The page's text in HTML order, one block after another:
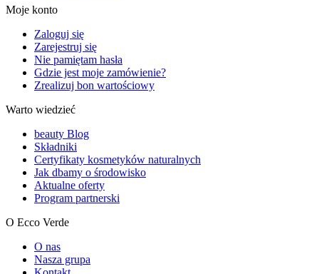
Moje konto
Zaloguj się
Zarejestruj się
Nie pamiętam hasła
Gdzie jest moje zamówienie?
Zrealizuj bon wartościowy
Warto wiedzieć
beauty Blog
Składniki
Certyfikaty kosmetyków naturalnych
Jak dbamy o środowisko
Aktualne oferty
Program partnerski
O Ecco Verde
O nas
Nasza grupa